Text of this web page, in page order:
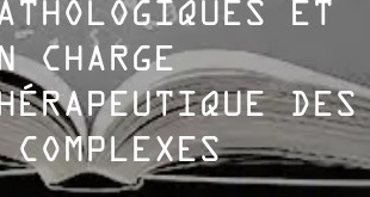
ET
CHARGE
DES